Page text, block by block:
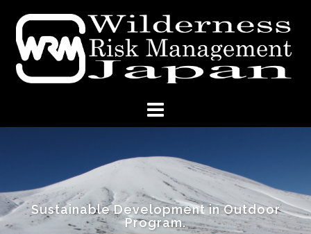
Sustainable Development in Outdoor
Program.